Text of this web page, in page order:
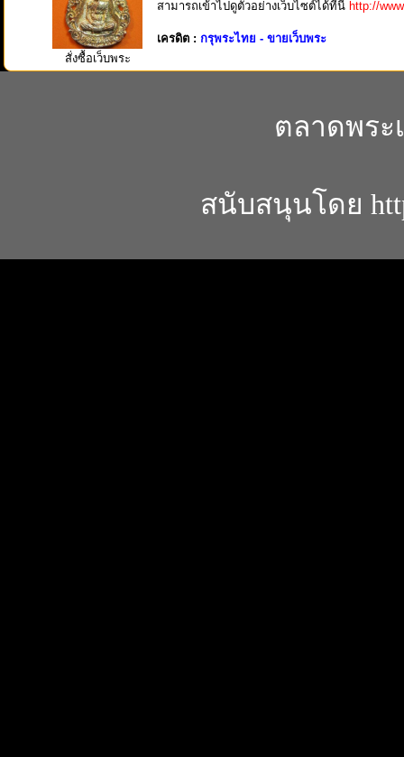
สั่งซื้อเว็บพระ
สามารถเข้าไปดูตัวอย่างเว็บไซต์ได้ที่นี่ http://
เครดิต : กรุพระไทย - ขายเว็บพระ
ตลาดพระ
สนับสนุนโดย